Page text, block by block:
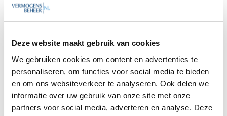
Deze website maakt gebruik van cookies
We gebruiken cookies om content en advertenties te
personaliseren, om functies voor social media te bieden
en om ons websiteverkeer te analyseren. Ook delen we
informatie over uw gebruik van onze site met onze
partners voor social media, adverteren en analyse. Deze
Anderen bekeken ook:
Vanaf
Vanaf
Vanaf
Deel op Facebook
Deel op X
Deel op LinkedIn